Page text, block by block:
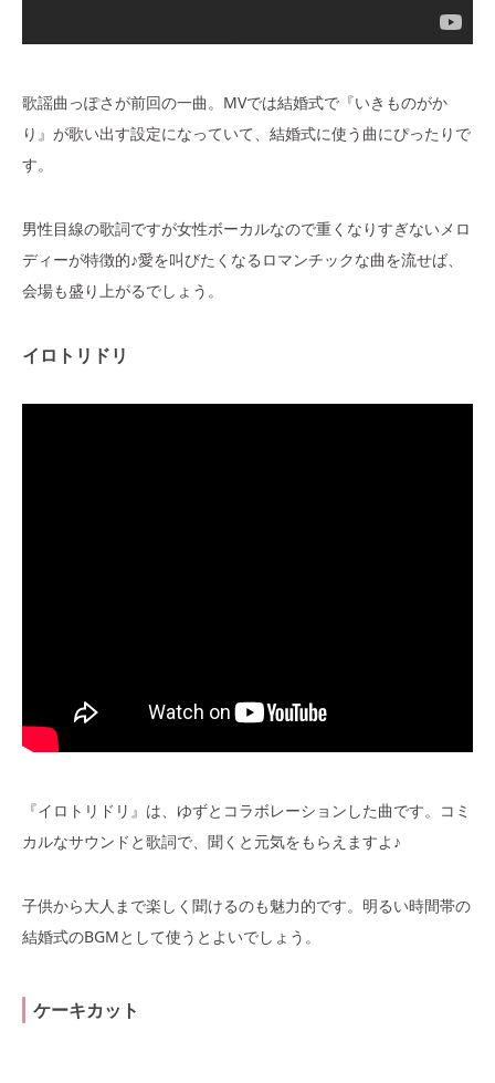
歌謡曲っぽさが前回の一曲。MVでは結婚式で『いきものがか
り』が歌い出す設定になっていて、結婚式に使う曲にぴったりで
す。
男性目線の歌詞ですが女性ボーカルなので重くなりすぎないメロ
ディーが特徴的♪愛を叫びたくなるロマンチックな曲を流せば、
会場も盛り上がるでしょう。
イロトリドリ
『イロトリドリ』は、ゆずとコラボレーションした曲です。コミ
カルなサウンドと歌詞で、聞くと元気をもらえますよ♪
子供から大人まで楽しく聞けるのも魅力的です。明るい時間帯の
結婚式のBGMとして使うとよいでしょう。
ケーキカット